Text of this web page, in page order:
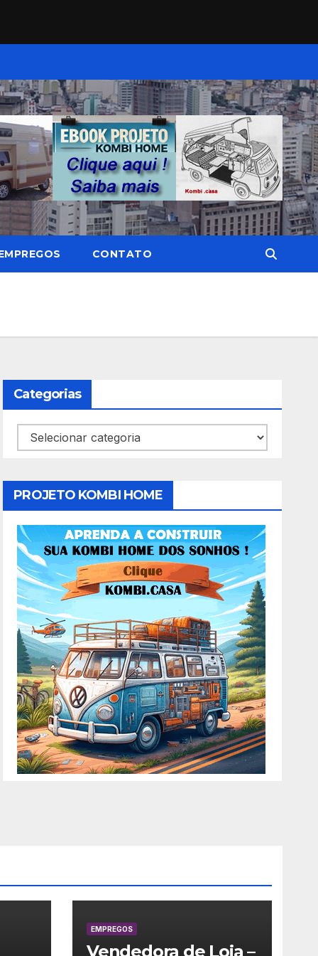
CONTATO
Categorias
Categorias
PROJETO KOMBI HOME
EMPREGOS
Vendedora de Loja –